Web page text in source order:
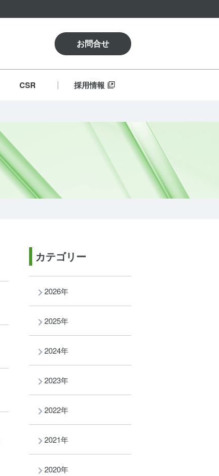
お問合せ
CSR 採用情報
カテゴリー
2026年
2025年
2024年
2023年
2022年
2021年
2020年